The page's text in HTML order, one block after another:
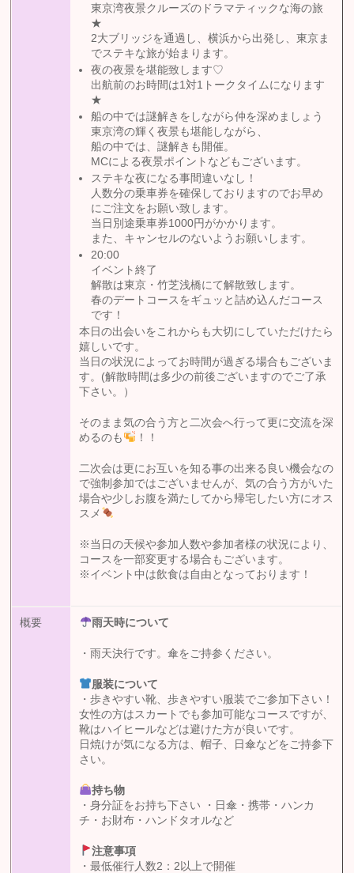
東京湾夜景クルーズのドラマティックな海の旅
★
2大ブリッジを通過し、横浜から出発し、東京ま
でステキな旅が始まります。
夜の夜景を堪能致します♡
出航前のお時間は1対1トークタイムになります
★
船の中では謎解きをしながら仲を深めましょう
東京湾の輝く夜景も堪能しながら、
船の中では、謎解きも開催。
MCによる夜景ポイントなどもございます。
ステキな夜になる事間違いなし！
人数分の乗車券を確保しておりますのでお早め
にご注文をお願い致します。
当日別途乗車券1000円がかかります。
また、キャンセルのないようお願いします。
20:00
イベント終了
解散は東京・竹芝浅橋にて解散致します。
春のデートコースをギュッと詰め込んだコース
です！
本日の出会いをこれからも大切にしていただけたら
嬉しいです。
当日の状況によってお時間が過ぎる場合もございま
す。(解散時間は多少の前後ございますのでご了承
下さい。）
そのまま気の合う方と二次会へ行って更に交流を深
めるのも
！！
二次会は更にお互いを知る事の出来る良い機会なの
で強制参加ではございませんが、気の合う方がいた
場合や少しお腹を満たしてから帰宅したい方にオス
スメ
※当日の天候や参加人数や参加者様の状況により、
コースを一部変更する場合もございます。
※イベント中は飲食は自由となっております！
概要 雨天時について
・雨天決行です。傘をご持参ください。
服装について
・歩きやすい靴、歩きやすい服装でご参加下さい！
女性の方はスカートでも参加可能なコースですが、
靴はハイヒールなどは避けた方が良いです。
日焼けが気になる方は、帽子、日傘などをご持参下
さい。
持ち物
・身分証をお持ち下さい ・日傘・携帯・ハンカ
チ・お財布・ハンドタオルなど
注意事項
・最低催行人数2：2以上で開催